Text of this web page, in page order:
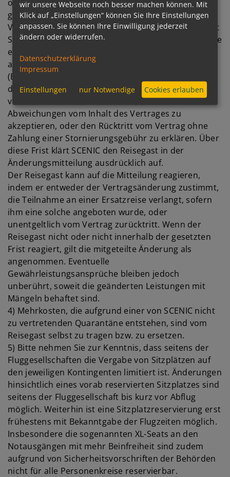
oder bei Abweichungen von vom Reisegast
gewünschten besonderen Anforderungen, die
Vertragsbestandteil geworden sind, erbringen, so ist
SCENIC berechtigt, dem Kunden vor Reisebeginn eine
entsprechende Vertragsänderung oder wahlweise
auch die Teilnahme an einer anderen Reise
(Ersatzreise) anzubieten (§ 651g BGB). SCENIC kann
den Reisegast innerhalb einer angemessenen Frist
vor Antritt der Reise auffordern, wesentliche
Abweichungen vom Inhalt des Vertrages zu
akzeptieren, oder den Rücktritt vom Vertrag ohne
Zahlung einer Stornierungsgebühr zu erklären. Über
diese Frist klärt SCENIC den Reisegast in der
Änderungsmitteilung ausdrücklich auf.
Der Reisegast kann auf die Mitteilung reagieren,
indem er entweder der Vertragsänderung zustimmt,
die Teilnahme an einer Ersatzreise verlangt, sofern
ihm eine solche angeboten wurde, oder
unentgeltlich vom Vertrag zurücktritt. Wenn der
Reisegast nicht oder nicht innerhalb der gesetzten
Frist reagiert, gilt die mitgeteilte Änderung als
angenommen. Eventuelle
Gewährleistungsansprüche bleiben jedoch
unberührt, soweit die geänderten Leistungen mit
Mängeln behaftet sind.
4) Mehrkosten, die aufgrund einer von SCENIC nicht
zu vertretenden Quarantäne entstehen, sind vom
Reisegast selbst zu tragen bzw. zu ersetzen.
5) Bitte nehmen Sie zur Kenntnis, dass seitens der
Fluggesellschaften die Vergabe von Sitzplätzen auf
den jeweiligen Kontingenten limitiert ist. Änderungen
hinsichtlich eines vorab reservierten Sitzplatzes sind
seitens der Fluggesellschaft bis kurz vor Abflug
möglich. Weiterhin ist eine Sitzplatzreservierung erst
frühestens mit Bekanntgabe der Flugzeiten möglich.
Insbesondere die sogenannten XL-Seats an den
Notausgängen mit mehr Beinfreiheit sind zudem
aufgrund von Sicherheitsvorschriften der Behörden
nicht für alle Personenkreise reservierbar.
wir unsere Webseite noch besser machen können. Mit
Klick auf „Einstellungen“ können Sie Ihre Einstellungen
anpassen. Sie können Ihre Einwilligung jederzeit
ändern oder widerrufen.
Datenschutzerklärung
Impressum
Einstellungen nur Notwendige Cookies erlauben